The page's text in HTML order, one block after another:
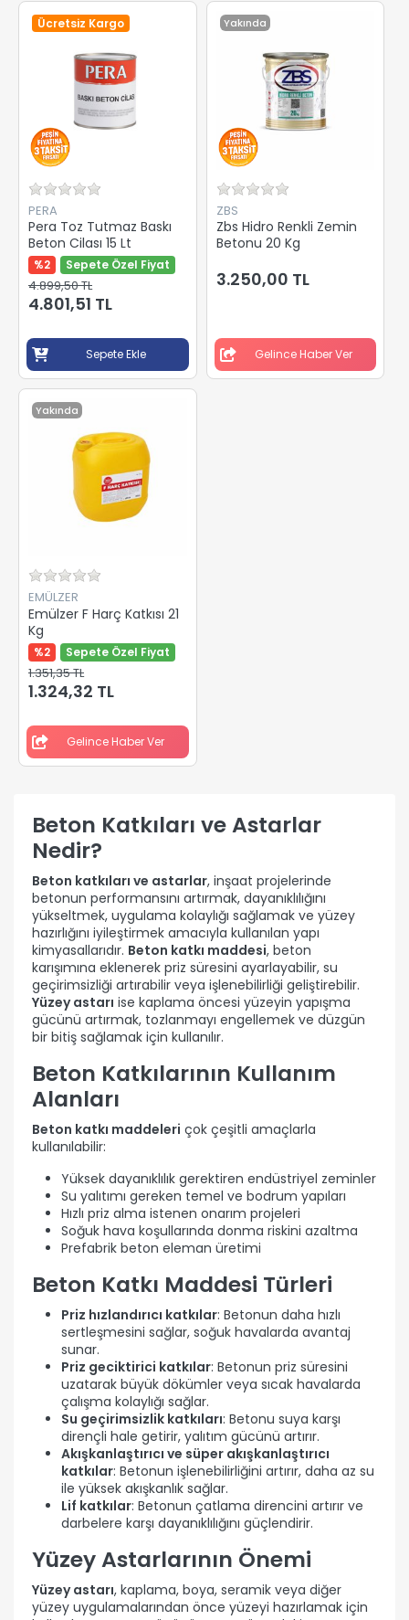
Ücretsiz Kargo
PERA
Pera Toz Tutmaz Baskı
Beton Cilası 15 Lt
%2 Sepete Özel Fiyat
4.899,50 TL
4.801,51 TL
Sepete Ekle
Yakında
ZBS
Zbs Hidro Renkli Zemin
Betonu 20 Kg
3.250,00 TL
Gelince Haber Ver
Yakında
EMÜLZER
Emülzer F Harç Katkısı 21
Kg
%2 Sepete Özel Fiyat
1.351,35 TL
1.324,32 TL
Gelince Haber Ver
Beton Katkıları ve Astarlar
Nedir?
Beton katkıları ve astarlar, inşaat projelerinde
betonun performansını artırmak, dayanıklılığını
yükseltmek, uygulama kolaylığı sağlamak ve yüzey
hazırlığını iyileştirmek amacıyla kullanılan yapı
kimyasallarıdır. Beton katkı maddesi, beton
karışımına eklenerek priz süresini ayarlayabilir, su
geçirimsizliği artırabilir veya işlenebilirliği geliştirebilir.
Yüzey astarı ise kaplama öncesi yüzeyin yapışma
gücünü artırmak, tozlanmayı engellemek ve düzgün
bir bitiş sağlamak için kullanılır.
Beton Katkılarının Kullanım
Alanları
Beton katkı maddeleri çok çeşitli amaçlarla
kullanılabilir:
Yüksek dayanıklılık gerektiren endüstriyel zeminler
Su yalıtımı gereken temel ve bodrum yapıları
Hızlı priz alma istenen onarım projeleri
Soğuk hava koşullarında donma riskini azaltma
Prefabrik beton eleman üretimi
Beton Katkı Maddesi Türleri
Priz hızlandırıcı katkılar: Betonun daha hızlı
sertleşmesini sağlar, soğuk havalarda avantaj
sunar.
Priz geciktirici katkılar: Betonun priz süresini
uzatarak büyük dökümler veya sıcak havalarda
çalışma kolaylığı sağlar.
Su geçirimsizlik katkıları: Betonu suya karşı
dirençli hale getirir, yalıtım gücünü artırır.
Akışkanlaştırıcı ve süper akışkanlaştırıcı
katkılar: Betonun işlenebilirliğini artırır, daha az su
ile yüksek akışkanlık sağlar.
Lif katkılar: Betonun çatlama direncini artırır ve
darbelere karşı dayanıklılığını güçlendirir.
Yüzey Astarlarının Önemi
Yüzey astarı, kaplama, boya, seramik veya diğer
yüzey uygulamalarından önce yüzeyi hazırlamak için